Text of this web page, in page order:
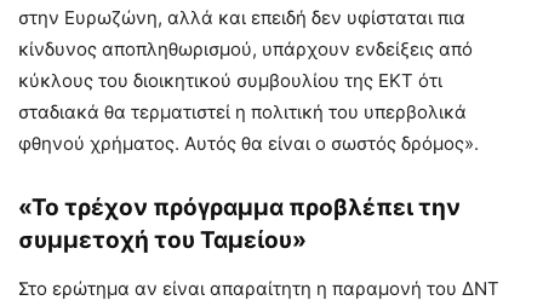
στην Ευρωζώνη, αλλά και επειδή δεν υφίσταται πια
κίνδυνος αποπληθωρισμού, υπάρχουν ενδείξεις από
κύκλους του διοικητικού συμβουλίου της ΕΚΤ ότι
σταδιακά θα τερματιστεί η πολιτική του υπερβολικά
φθηνού χρήματος. Αυτός θα είναι ο σωστός δρόμος».
«Το τρέχον πρόγραμμα προβλέπει την
συμμετοχή του Ταμείου»
Στο ερώτημα αν είναι απαραίτητη η παραμονή του ΔΝΤ